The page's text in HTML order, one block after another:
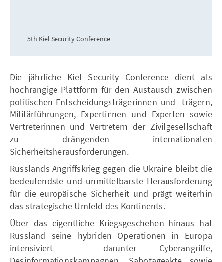
5th Kiel Security Conference
Die jährliche Kiel Security Conference dient als
hochrangige Plattform für den Austausch zwischen
politischen Entscheidungsträgerinnen und -trägern,
Militärführungen, Expertinnen und Experten sowie
Vertreterinnen und Vertretern der Zivilgesellschaft
zu drängenden internationalen
Sicherheitsherausforderungen.
Russlands Angriffskrieg gegen die Ukraine bleibt die
bedeutendste und unmittelbarste Herausforderung
für die europäische Sicherheit und prägt weiterhin
das strategische Umfeld des Kontinents.
Über das eigentliche Kriegsgeschehen hinaus hat
Russland seine hybriden Operationen in Europa
intensiviert – darunter Cyberangriffe,